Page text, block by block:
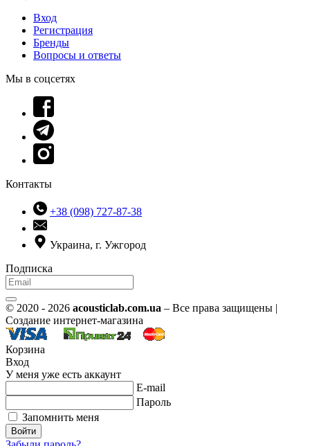
Вход
Регистрация
Бренды
Вопросы и ответы
Мы в соцсетях
Контакты
+38 (098) 727-87-38
Украина, г. Ужгород
Подписка
© 2020 - 2026 acousticlab.com.ua – Все права защищены |
Создание интернет-магазина
Корзина
Вход
У меня уже есть аккаунт
E-mail
Пароль
Запомнить меня
Войти